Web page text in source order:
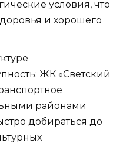
условия, что
и хорошего
ЖК «Светский
районами
добираться до